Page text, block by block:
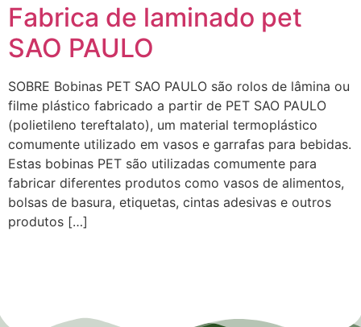
Fabrica de laminado pet
SAO PAULO
SOBRE Bobinas PET SAO PAULO são rolos de lâmina ou
filme plástico fabricado a partir de PET SAO PAULO
(polietileno tereftalato), um material termoplástico
comumente utilizado em vasos e garrafas para bebidas.
Estas bobinas PET são utilizadas comumente para
fabricar diferentes produtos como vasos de alimentos,
bolsas de basura, etiquetas, cintas adesivas e outros
produtos […]